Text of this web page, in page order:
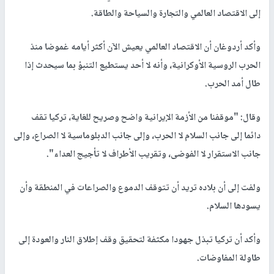
إلى الاقتصاد العالمي والتجارة والسياحة والطاقة.
وأكد أردوغان أن الاقتصاد العالمي يعيش الآن أكثر أيامه غموضا منذ
الحرب الروسية الأوكرانية، وأنه لا أحد يستطيع التنبؤ بما سيحدث إذا
طال أمد الحرب.
وقال: "موقفنا من الأزمة الإيرانية واضح وصريح للغاية، تركيا تقف
دائما إلى جانب السلام لا الحرب، وإلى جانب الدبلوماسية لا الصراع، وإلى
جانب الاستقرار لا الفوضى، وتقريب الأطراف لا تأجيج العداء".
ولفت إلى أن بلاده تريد أن تتوقف الدموع والصراعات في المنطقة وأن
يسودها السلام.
وأكد أن تركيا تبذل جهودا مكثفة لتحقيق وقف إطلاق النار والعودة إلى
طاولة المفاوضات.